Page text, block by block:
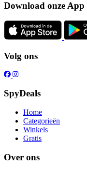
Download onze App
Volg ons
SpyDeals
Home
Categorieën
Winkels
Gratis
Over ons